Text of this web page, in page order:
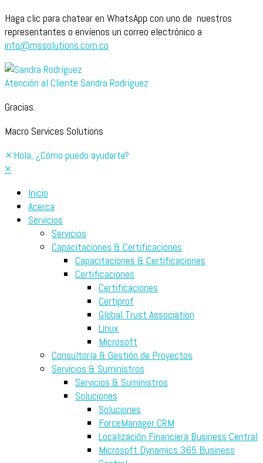
Haga clic para chatear en WhatsApp con uno de nuestros
representantes o envíenos un correo electrónico a
info@mssolutions.com.co
Atención al Cliente Sandra Rodríguez
Gracias.
Macro Services Solutions
× Hola, ¿Cómo puedo ayudarte?
×
Inicio
Acerca
Servicios
Servicios
Capacitaciones & Certificaciones
Capacitaciones & Certificaciones
Certificaciones
Certificaciones
Certiprof
Global Trust Association
Linux
Microsoft
Consultoría & Gestión de Proyectos
Servicios & Suministros
Servicios & Suministros
Soluciones
Soluciones
ForceManager CRM
Localización Financiera Business Central
Microsoft Dynamics 365 Business